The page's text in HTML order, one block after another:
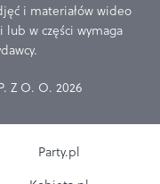
i materiałów wideo
lub w części wymaga
Z O. O. 2026
Party.pl